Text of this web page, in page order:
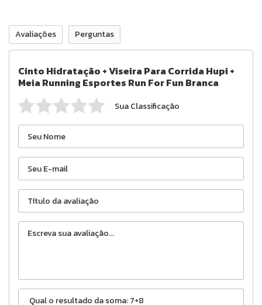
Avaliações Perguntas
Cinto Hidratação + Viseira Para Corrida Hupi +
Meia Running Esportes Run For Fun Branca
Sua Classificação